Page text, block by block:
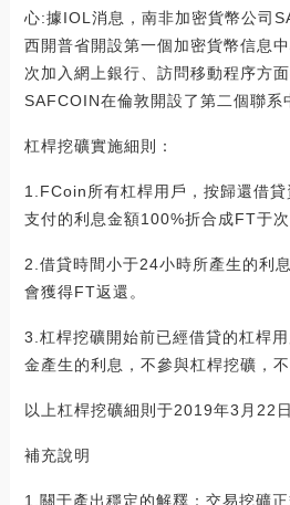
心:據IOL消息，南非加密貨幣公司
西開普省開設第一個加密貨幣信息
次加入網上銀行、訪問移動程序方
SAFCOIN在倫敦開設了第二個聯
杠桿挖礦實施細則：
1.FCoin所有杠桿用戶，按歸還借
支付的利息金額100%折合成FT于次
2.借貸時間小于24小時所產生的利
會獲得FT返還。
3.杠桿挖礦開始前已經借貸的杠桿
金產生的利息，不參與杠桿挖礦，
以上杠桿挖礦細則于2019年3月22
補充說明
1.關于產出穩定的解釋：交易挖礦